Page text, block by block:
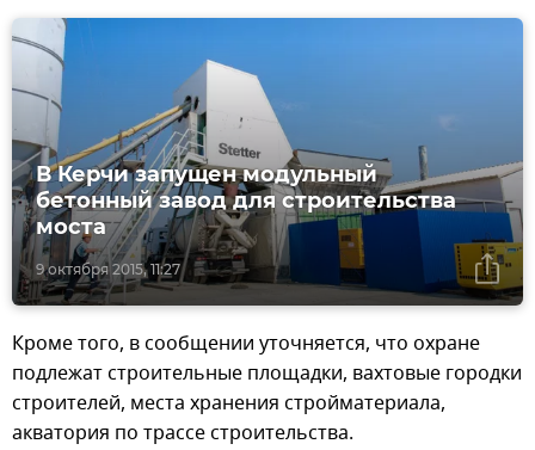
9 октября 2015, 11:27
В Керчи запущен модульный
бетонный завод для строительства
моста
Кроме того, в сообщении уточняется, что охране
подлежат строительные площадки, вахтовые городки
строителей, места хранения стройматериала,
акватория по трассе строительства.